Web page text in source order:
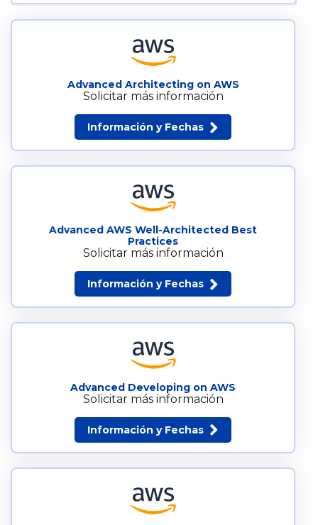
Advanced Architecting on AWS
Solicitar más información
Información y Fechas
Advanced AWS Well-Architected Best
Practices
Solicitar más información
Información y Fechas
Advanced Developing on AWS
Solicitar más información
Información y Fechas